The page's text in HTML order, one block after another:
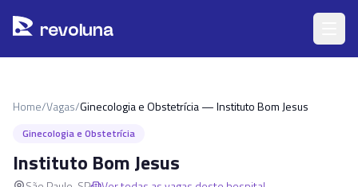
revoluna
Home/Vagas/Ginecologia e Obstetrícia — Instituto Bom Jesus
Ginecologia e Obstetrícia
Instituto Bom Jesus